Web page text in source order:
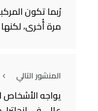
رُبما تكون
مرة أُخرى، لكنها
المنشور التالي
يواجه الأشخاص